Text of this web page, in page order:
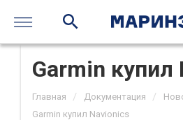
Garmin купил
Главная / Документация /
Garmin купил Navionics